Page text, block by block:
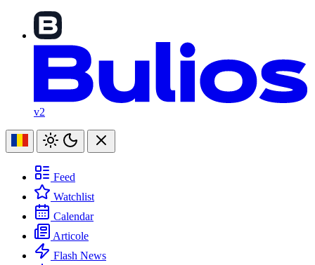
v2
Feed
Watchlist
Calendar
Articole
Flash News